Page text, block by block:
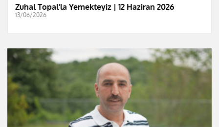
Zuhal Topal'la Yemekteyiz | 12 Haziran 2026
13/06/2026